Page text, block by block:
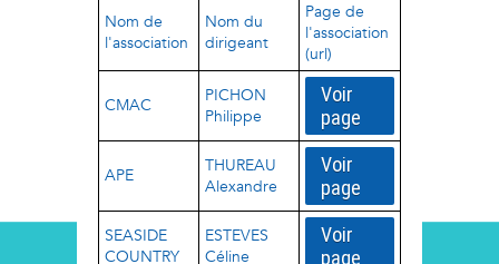
Nom de
l'association
Nom du
dirigeant
Page de
l'association
(url)
CMAC
PICHON
Philippe
Voir
page
APE
THUREAU
Alexandre
Voir
page
SEASIDE
COUNTRY
ESTEVES
Céline
Voir
page